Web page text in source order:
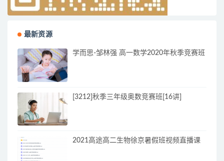
最新资源
学而思-邹林强 高一数学2020年秋季竞赛班
[3212]秋季三年级奥数竞赛班[16讲]
2021高途高二生物徐京暑假班视频直播课